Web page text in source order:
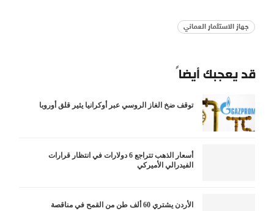
جهاز الاستثمار العماني
قد يعجبك أيضاً
توقف ضخ الغاز الروسي عبر أوكرانيا يثير قلق أوروبا
أسعار الذهب تتراجع 6 دولارات في انتظار قرارات
الفيدرالي الأميركي
الأردن يشتري 60 ألف طن من القمح في مناقصة